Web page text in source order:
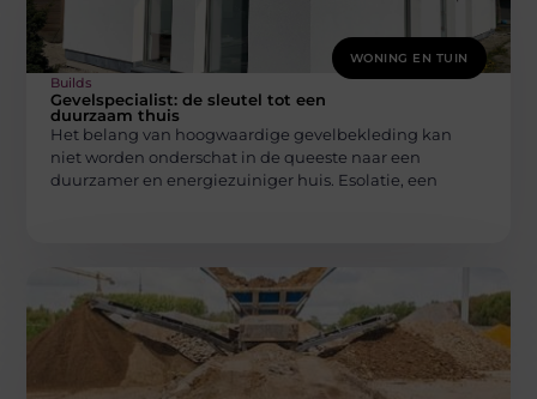
WONING EN TUIN
Builds
Gevelspecialist: de sleutel tot een
duurzaam thuis
Het belang van hoogwaardige gevelbekleding kan
niet worden onderschat in de queeste naar een
duurzamer en energiezuiniger huis. Esolatie, een